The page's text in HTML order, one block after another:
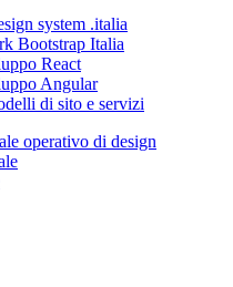
system .italia
Bootstrap Italia
React
Angular
di sito e servizi
operativo di design